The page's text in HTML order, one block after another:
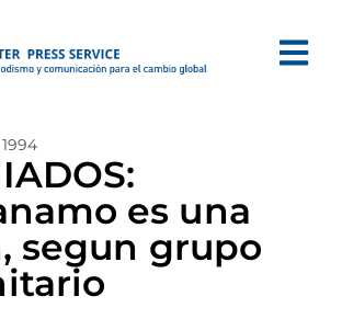
es una
segun grupo